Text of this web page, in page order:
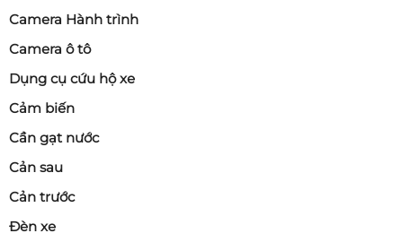
Camera Hành trình
Camera ô tô
Dụng cụ cứu hộ xe
Cảm biến
Cần gạt nước
Cản sau
Cản trước
Đèn xe